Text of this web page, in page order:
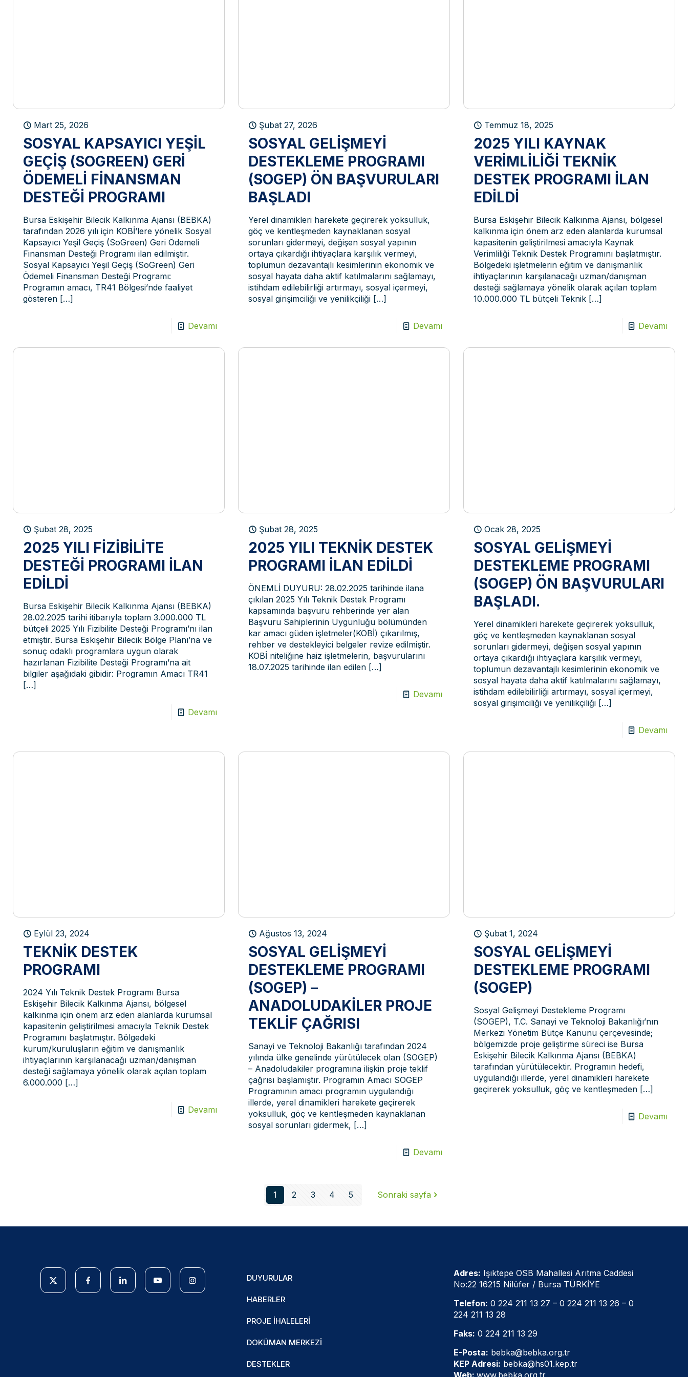
Mart 25, 2026
SOSYAL KAPSAYICI YEŞIL
GEÇIŞ (SOGREEN) GERI
ÖDEMELI FINANSMAN
DESTEĞI PROGRAMI
Bursa Eskişehir Bilecik Kalkınma Ajansı (BEBKA)
tarafından 2026 yılı için KOBİ’lere yönelik Sosyal
Kapsayıcı Yeşil Geçiş (SoGreen) Geri Ödemeli
Finansman Desteği Programı ilan edilmiştir.
Sosyal Kapsayıcı Yeşil Geçiş (SoGreen) Geri
Ödemeli Finansman Desteği Programı:
Programın amacı, TR41 Bölgesi’nde faaliyet
gösteren […]
Devamı
Şubat 27, 2026
SOSYAL GELIŞMEYI
DESTEKLEME PROGRAMI
(SOGEP) ÖN BAŞVURULARI
BAŞLADI
Yerel dinamikleri harekete geçirerek yoksulluk,
göç ve kentleşmeden kaynaklanan sosyal
sorunları gidermeyi, değişen sosyal yapının
ortaya çıkardığı ihtiyaçlara karşılık vermeyi,
toplumun dezavantajlı kesimlerinin ekonomik ve
sosyal hayata daha aktif katılmalarını sağlamayı,
istihdam edilebilirliği artırmayı, sosyal içermeyi,
sosyal girişimciliği ve yenilikçiliği […]
Devamı
Temmuz 18, 2025
2025 YILI KAYNAK
VERIMLILIĞI TEKNIK
DESTEK PROGRAMI ILAN
EDILDI
Bursa Eskişehir Bilecik Kalkınma Ajansı, bölgesel
kalkınma için önem arz eden alanlarda kurumsal
kapasitenin geliştirilmesi amacıyla Kaynak
Verimliliği Teknik Destek Programını başlatmıştır.
Bölgedeki işletmelerin eğitim ve danışmanlık
ihtiyaçlarının karşılanacağı uzman/danışman
desteği sağlamaya yönelik olarak açılan toplam
10.000.000 TL bütçeli Teknik […]
Devamı
Şubat 28, 2025
2025 YILI FIZIBILITE
DESTEĞI PROGRAMI ILAN
EDILDI
Bursa Eskişehir Bilecik Kalkınma Ajansı (BEBKA)
28.02.2025 tarihi itibarıyla toplam 3.000.000 TL
bütçeli 2025 Yılı Fizibilite Desteği Programı’nı ilan
etmiştir. Bursa Eskişehir Bilecik Bölge Planı’na ve
sonuç odaklı programlara uygun olarak
hazırlanan Fizibilite Desteği Programı’na ait
bilgiler aşağıdaki gibidir: Programın Amacı TR41
[…]
Devamı
Şubat 28, 2025
2025 YILI TEKNIK DESTEK
PROGRAMI ILAN EDILDI
ÖNEMLİ DUYURU: 28.02.2025 tarihinde ilana
çıkılan 2025 Yılı Teknik Destek Programı
kapsamında başvuru rehberinde yer alan
Başvuru Sahiplerinin Uygunluğu bölümünden
kar amacı güden işletmeler(KOBİ) çıkarılmış,
rehber ve destekleyici belgeler revize edilmiştir.
KOBİ niteliğine haiz işletmelerin, başvurularını
18.07.2025 tarihinde ilan edilen […]
Devamı
Ocak 28, 2025
SOSYAL GELIŞMEYI
DESTEKLEME PROGRAMI
(SOGEP) ÖN BAŞVURULARI
BAŞLADI.
Yerel dinamikleri harekete geçirerek yoksulluk,
göç ve kentleşmeden kaynaklanan sosyal
sorunları gidermeyi, değişen sosyal yapının
ortaya çıkardığı ihtiyaçlara karşılık vermeyi,
toplumun dezavantajlı kesimlerinin ekonomik ve
sosyal hayata daha aktif katılmalarını sağlamayı,
istihdam edilebilirliği artırmayı, sosyal içermeyi,
sosyal girişimciliği ve yenilikçiliği […]
Devamı
Eylül 23, 2024
TEKNIK DESTEK
PROGRAMI
2024 Yılı Teknik Destek Programı Bursa
Eskişehir Bilecik Kalkınma Ajansı, bölgesel
kalkınma için önem arz eden alanlarda kurumsal
kapasitenin geliştirilmesi amacıyla Teknik Destek
Programını başlatmıştır. Bölgedeki
kurum/kuruluşların eğitim ve danışmanlık
ihtiyaçlarının karşılanacağı uzman/danışman
desteği sağlamaya yönelik olarak açılan toplam
6.000.000 […]
Devamı
Ağustos 13, 2024
SOSYAL GELIŞMEYI
DESTEKLEME PROGRAMI
(SOGEP) –
ANADOLUDAKILER PROJE
TEKLIF ÇAĞRISI
Sanayi ve Teknoloji Bakanlığı tarafından 2024
yılında ülke genelinde yürütülecek olan (SOGEP)
– Anadoludakiler programına ilişkin proje teklif
çağrısı başlamıştır. Programın Amacı SOGEP
Programının amacı programın uygulandığı
illerde, yerel dinamikleri harekete geçirerek
yoksulluk, göç ve kentleşmeden kaynaklanan
sosyal sorunları gidermek, […]
Devamı
Şubat 1, 2024
SOSYAL GELIŞMEYI
DESTEKLEME PROGRAMI
(SOGEP)
Sosyal Gelişmeyi Destekleme Programı
(SOGEP), T.C. Sanayi ve Teknoloji Bakanlığı’nın
Merkezi Yönetim Bütçe Kanunu çerçevesinde;
bölgemizde proje geliştirme süreci ise Bursa
Eskişehir Bilecik Kalkınma Ajansı (BEBKA)
tarafından yürütülecektir. Programın hedefi,
uygulandığı illerde, yerel dinamikleri harekete
geçirerek yoksulluk, göç ve kentleşmeden […]
Devamı
1 2 3 4 5 Sonraki sayfa
DUYURULAR
HABERLER
PROJE İHALELERI
DOKÜMAN MERKEZI
DESTEKLER
Adres: Işıktepe OSB Mahallesi Arıtma Caddesi
No:22 16215 Nilüfer / Bursa TÜRKİYE
Telefon: 0 224 211 13 27 – 0 224 211 13 26 – 0
224 211 13 28
Faks: 0 224 211 13 29
E-Posta: bebka@bebka.org.tr
KEP Adresi: bebka@hs01.kep.tr
Web: www.bebka.org.tr